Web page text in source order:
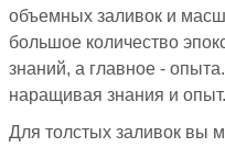
объемных заливок и
большое количество
знаний, а главное -
наращивая знания и опыт.
Для толстых заливок вы